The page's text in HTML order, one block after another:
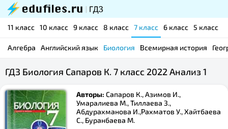
11 класс 10 класс 9 класс 8 класс 7 класс 6 класс 5 класс
Алгебра Английский язык Биология Всемирная история
ГДЗ Биология Сапаров К. 7 класс 2022 Анализ 1
Авторы: Сапаров К., Азимов И.,
Умаралиева М., Тиллаева З.,
Абдурахманова И.,Рахматов У., Хайтбаева
С., Буранбаева М.